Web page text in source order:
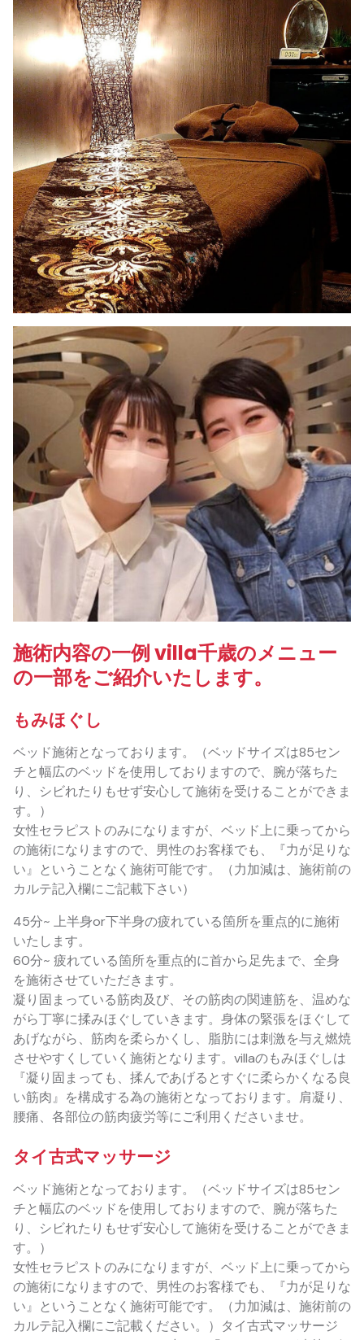
施術内容の一例 villa千歳のメニュー
の一部をご紹介いたします。
もみほぐし
ベッド施術となっております。（ベッドサイズは85セン
チと幅広のベッドを使用しておりますので、腕が落ちた
り、シビれたりもせず安心して施術を受けることができま
す。）
女性セラピストのみになりますが、ベッド上に乗ってから
の施術になりますので、男性のお客様でも、『力が足りな
い』ということなく施術可能です。（力加減は、施術前の
カルテ記入欄にご記載下さい）
45分~ 上半身or下半身の疲れている箇所を重点的に施術
いたします。
60分~ 疲れている箇所を重点的に首から足先まで、全身
を施術させていただきます。
凝り固まっている筋肉及び、その筋肉の関連筋を、温めな
がら丁寧に揉みほぐしていきます。身体の緊張をほぐして
あげながら、筋肉を柔らかくし、脂肪には刺激を与え燃焼
させやすくしていく施術となります。villaのもみほぐしは
『凝り固まっても、揉んであげるとすぐに柔らかくなる良
い筋肉』を構成する為の施術となっております。肩凝り、
腰痛、各部位の筋肉疲労等にご利用くださいませ。
タイ古式マッサージ
ベッド施術となっております。（ベッドサイズは85セン
チと幅広のベッドを使用しておりますので、腕が落ちた
り、シビれたりもせず安心して施術を受けることができま
す。）
女性セラピストのみになりますが、ベッド上に乗ってから
の施術になりますので、男性のお客様でも、『力が足りな
い』ということなく施術可能です。（力加減は、施術前の
カルテ記入欄にご記載ください。）タイ古式マッサージ